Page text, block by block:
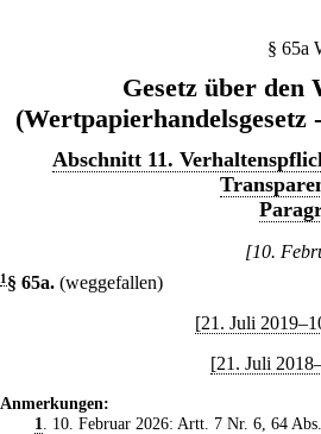
§ 65a
Gesetz über den
Abschnitt 11.
[10.
1 § 65a. (weggefallen)
[21. Juli
[21. Juli
Anmerkungen:
1
. 10. Februar 2026: Artt. 7 Nr. 6, 64